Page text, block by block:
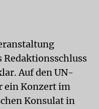
Redaktionsschluss
Auf den UN-
ein Konzert im
Konsulat in